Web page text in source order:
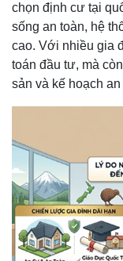
chọn định cư tại
sống an toàn, hệ
cao. Với nhiều gia
toán đầu tư, mà
sản và kế hoạch